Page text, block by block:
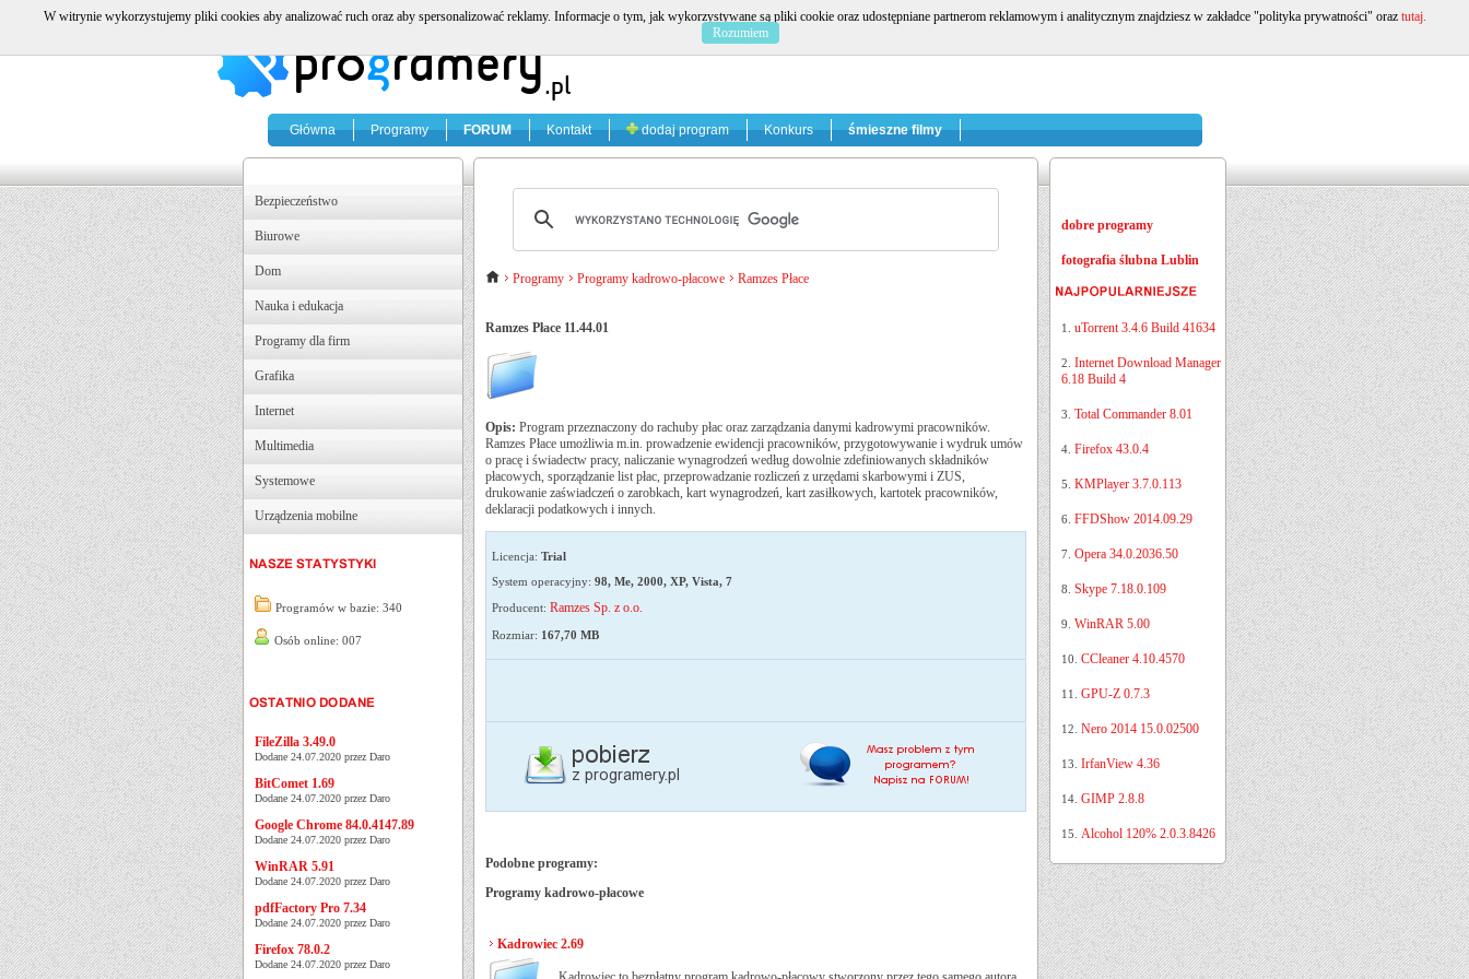
Główna Programy FORUM Kontakt dodaj program Konkurs śmieszne filmy
Bezpieczeństwo
Biurowe
Dom
Nauka i edukacja
Programy dla firm
Grafika
Internet
Multimedia
Systemowe
Urządzenia mobilne
Programów w bazie: 340
Osób online: 007
FileZilla 3.49.0
Dodane 24.07.2020 przez Daro
BitComet 1.69
Dodane 24.07.2020 przez Daro
Google Chrome 84.0.4147.89
Dodane 24.07.2020 przez Daro
WinRAR 5.91
Dodane 24.07.2020 przez Daro
pdfFactory Pro 7.34
Dodane 24.07.2020 przez Daro
Firefox 78.0.2
Dodane 24.07.2020 przez Daro
Programy Programy kadrowo-płacowe Ramzes Płace
Ramzes Płace 11.44.01
Opis: Program przeznaczony do rachuby płac oraz zarządzania danymi kadrowymi pracowników.
Ramzes Płace umożliwia m.in. prowadzenie ewidencji pracowników, przygotowywanie i wydruk umów
o pracę i świadectw pracy, naliczanie wynagrodzeń według dowolnie zdefiniowanych składników
płacowych, sporządzanie list płac, przeprowadzanie rozliczeń z urzędami skarbowymi i ZUS,
drukowanie zaświadczeń o zarobkach, kart wynagrodzeń, kart zasiłkowych, kartotek pracowników,
deklaracji podatkowych i innych.
Licencja: Trial
System operacyjny: 98, Me, 2000, XP, Vista, 7
Producent: Ramzes Sp. z o.o.
Rozmiar: 167,70 MB
Podobne programy:
Programy kadrowo-płacowe
Kadrowiec 2.69
dobre programy
fotografia ślubna Lublin
1. uTorrent 3.4.6 Build 41634
2. Internet Download Manager
6.18 Build 4
3. Total Commander 8.01
4. Firefox 43.0.4
5. KMPlayer 3.7.0.113
6. FFDShow 2014.09.29
7. Opera 34.0.2036.50
8. Skype 7.18.0.109
9. WinRAR 5.00
10. CCleaner 4.10.4570
11. GPU-Z 0.7.3
12. Nero 2014 15.0.02500
13. IrfanView 4.36
14. GIMP 2.8.8
15. Alcohol 120% 2.0.3.8426
W witrynie wykorzystujemy pliki cookies aby analizować ruch oraz aby spersonalizować reklamy. Informacje o tym, jak wykorzystywane są pliki cookie oraz udostępniane partnerom reklamowym i analitycznym znajdziesz w zakładce "polityka prywatności" oraz tutaj.
Rozumiem